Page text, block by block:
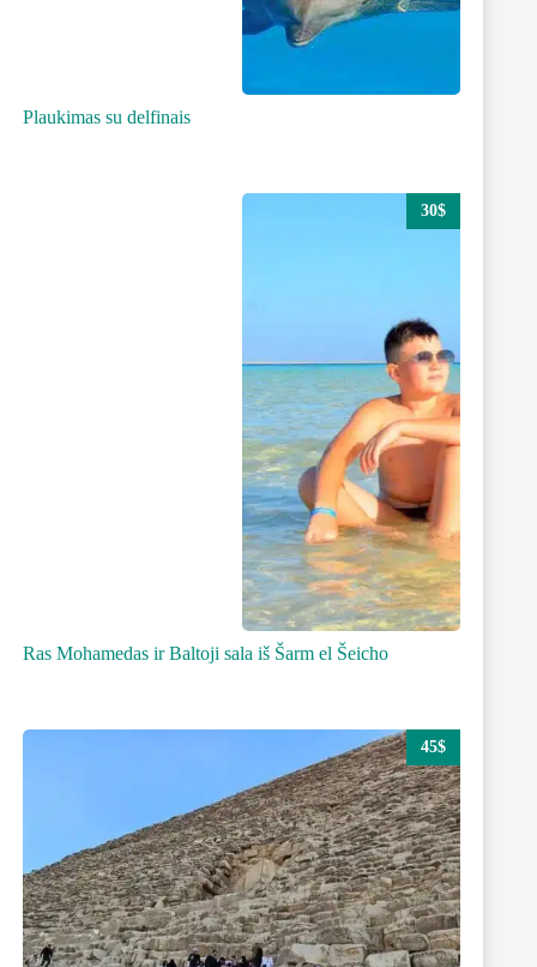
Plaukimas su delfinais
Ras Mohamedas ir Baltoji sala iš Šarm el Šeicho
30$
45$